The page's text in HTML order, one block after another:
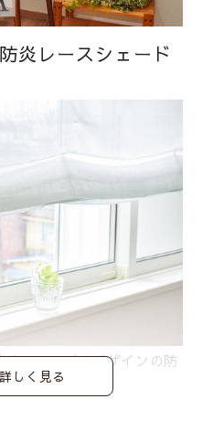
炎レースシェード
、シンプルデザインの防
す。
しく見る